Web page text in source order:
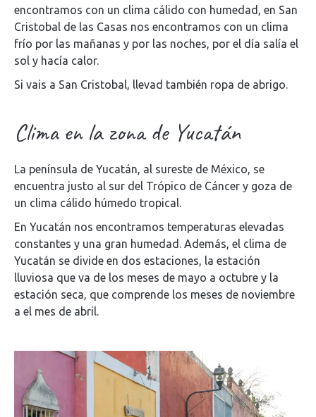
encontramos con un clima cálido con humedad, en San
Cristobal de las Casas nos encontramos con un clima
frío por las mañanas y por las noches, por el día salía el
sol y hacía calor.
Si vais a San Cristobal, llevad también ropa de abrigo.
Clima en la zona de Yucatán
La península de Yucatán, al sureste de México, se
encuentra justo al sur del Trópico de Cáncer y goza de
un clima cálido húmedo tropical.
En Yucatán nos encontramos temperaturas elevadas
constantes y una gran humedad. Además, el clima de
Yucatán se divide en dos estaciones, la estación
lluviosa que va de los meses de mayo a octubre y la
estación seca, que comprende los meses de noviembre
a el mes de abril.